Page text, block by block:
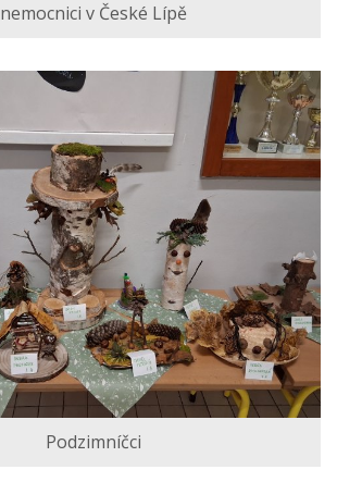
nemocnici v České Lípě
Podzimníčci